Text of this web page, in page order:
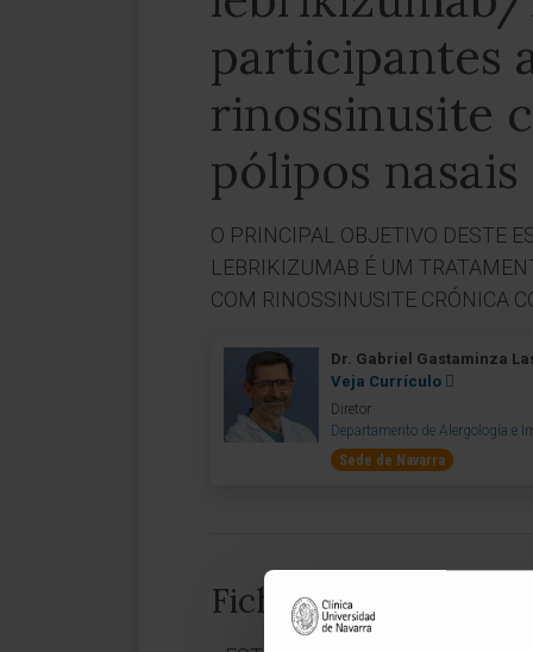
participantes
rinossinusite
pólipos nasais
O PRINCIPAL OBJETIVO DESTE
LEBRIKIZUMAB É UM
COM RINOSSINUSITE CRÓNICA
Dr. Gabriel Gastaminza
Veja Currículo
Diretor
Departamento de Alergología e
Sede de Navarra
Ficha técnica